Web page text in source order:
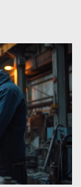
подходящие
стандартов
работы и